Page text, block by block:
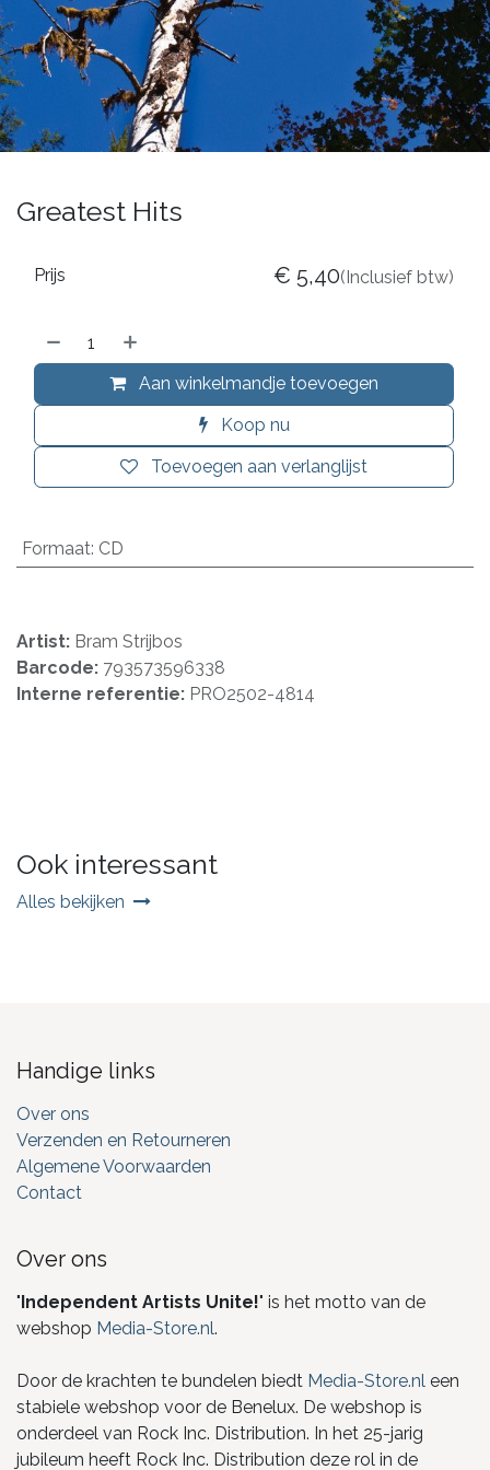
Greatest Hits
Aan winkelmandje toevoegen
Koop nu
Toevoegen aan verlanglijst
Prijs € 5,40(Inclusief btw)
Formaat: CD
Artist: Bram Strijbos
Barcode: 793573596338
Interne referentie: PRO2502-4814
Ook interessant
Alles bekijken
Handige links
Over ons
Verzenden en Retourneren
Algemene Voorwaarden
Contact
Over ons
"Independent Artists Unite!" is het motto van de
webshop Media-Store.nl.
Door de krachten te bundelen biedt Media-Store.nl een
stabiele webshop voor de Benelux. De webshop is
onderdeel van Rock Inc. Distribution. In het 25-jarig
jubileum heeft Rock Inc. Distribution deze rol in de